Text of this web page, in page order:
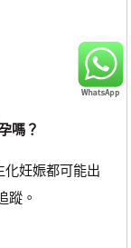
嗎？
妊娠都可能出
蹤。